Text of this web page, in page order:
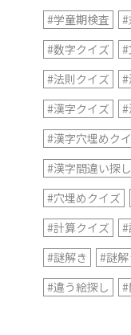
#学童期検査
#
#数字クイズ
#
#法則クイズ
#
#漢字クイズ
#
#漢字穴埋めク
#漢字間違い探し
#穴埋めクイズ
#計算クイズ
#
#謎解き
#謎
#違う絵探し
#